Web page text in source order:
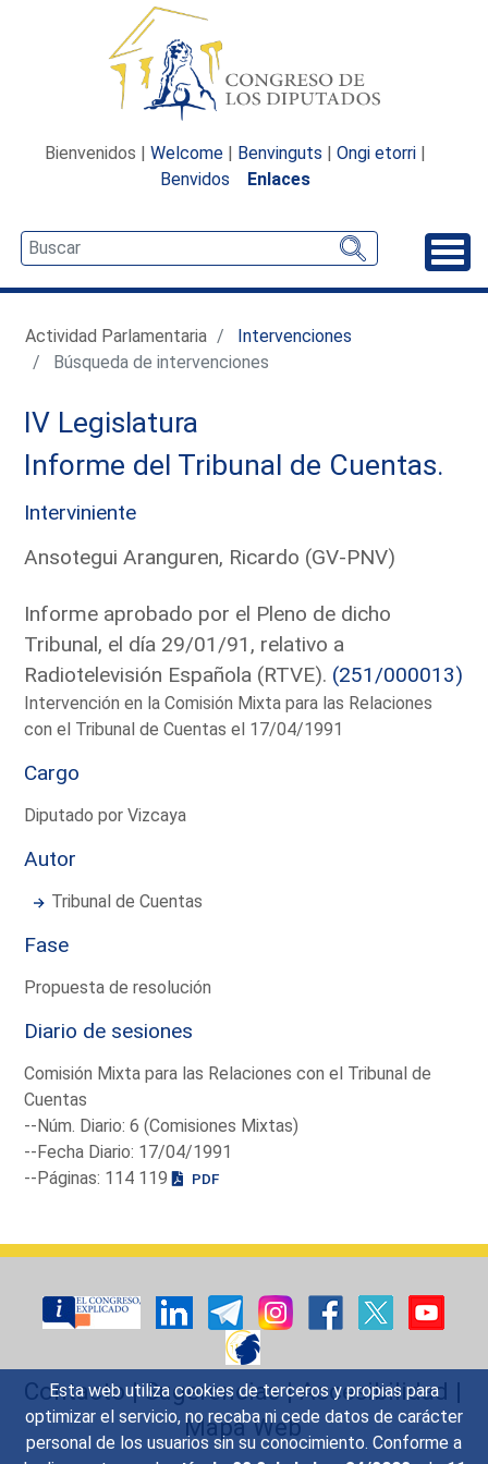
Esta web utiliza cookies de terceros y propias para
optimizar el servicio, no recaba ni cede datos de carácter
personal de los usuarios sin su conocimiento. Conforme a
Bienvenidos | Welcome | Benvinguts | Ongi etorri |
Benvidos
Enlaces
Actividad Parlamentaria
Intervenciones
Búsqueda de intervenciones
IV Legislatura
Informe del Tribunal de Cuentas.
Interviniente
Ansotegui Aranguren, Ricardo (GV-PNV)
Informe aprobado por el Pleno de dicho
Tribunal, el día 29/01/91, relativo a
Radiotelevisión Española (RTVE). (251/000013)
Intervención en la Comisión Mixta para las Relaciones
con el Tribunal de Cuentas el 17/04/1991
Cargo
Diputado por Vizcaya
Autor
Tribunal de Cuentas
Fase
Propuesta de resolución
Diario de sesiones
Comisión Mixta para las Relaciones con el Tribunal de
Cuentas
--Núm. Diario: 6 (Comisiones Mixtas)
--Fecha Diario: 17/04/1991
--Páginas: 114 119
PDF
Contacto|Sugerencias|Accesibilidad |
Mapa Web